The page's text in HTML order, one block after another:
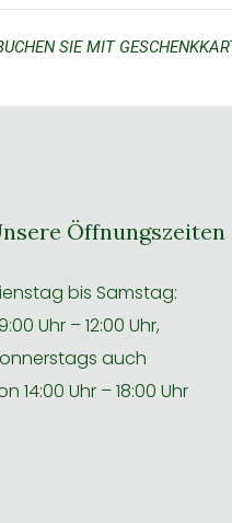
SIE MIT
Öffnungszeiten
bis Samstag:
Uhr – 12:00 Uhr,
auch
14:00 Uhr – 18:00 Uhr